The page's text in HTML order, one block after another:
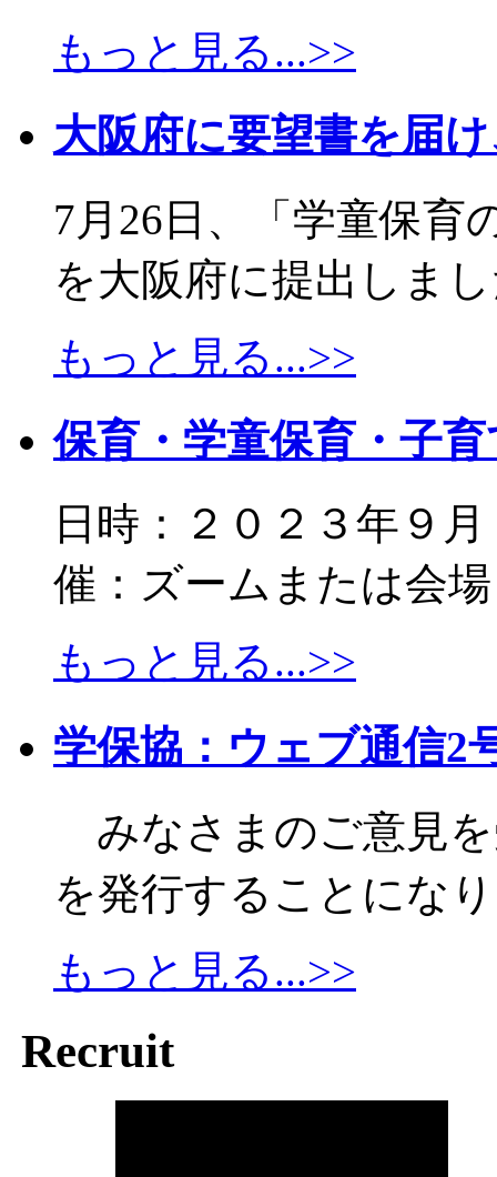
もっと見る...>>
大阪府に要望書を届
7月26日、「学童保育
を大阪府に提出しま
もっと見る...>>
保育・学童保育・子
日時：２０２３年９
催：ズームまたは会
もっと見る...>>
学保協：ウェブ通信
みなさまのご意見
を発行することにな
もっと見る...>>
Recruit